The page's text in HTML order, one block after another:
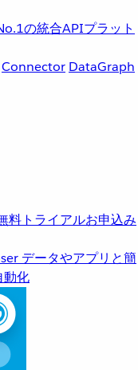
の統合APIプラット
Connector DataGraph
トライアルお申込み
データやアプリと簡
動化